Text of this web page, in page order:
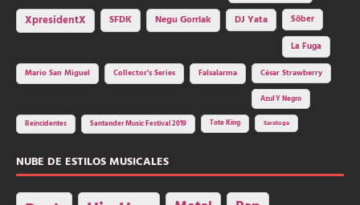
XpresidentX SFDK Negu Gorriak DJ Yata
Sôber
La Fuga
Mario San Miguel
Collector's Series Falsalarma César Strawberry
Azul Y Negro
Reincidentes Santander Music Festival 2019 Tote King Saratoga
NUBE DE ESTILOS MUSICALES